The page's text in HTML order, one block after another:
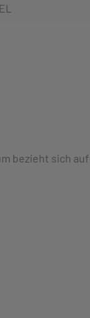
bezieht sich